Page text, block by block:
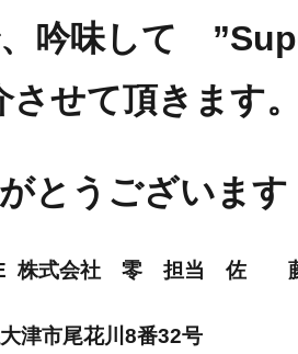
吟味して
せて頂きます。
とうございます
株式会社 零 担当 佐
津市尾花川8番32号